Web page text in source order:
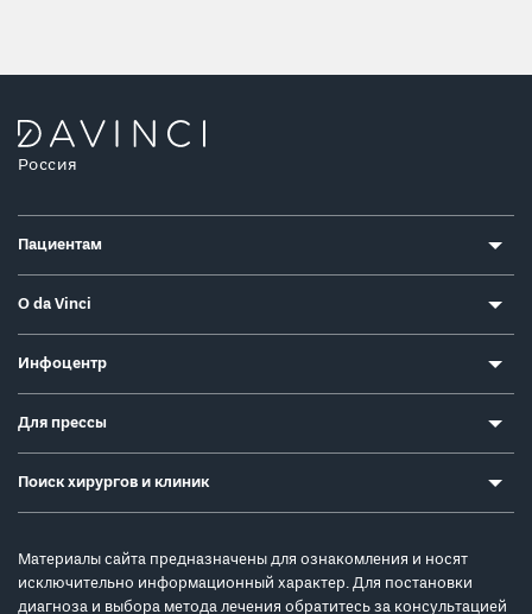
Россия
Пациентам
О da Vinci
Инфоцентр
Для прессы
Поиск хирургов и клиник
Материалы сайта предназначены для ознакомления и носят
исключительно информационный характер. Для постановки
диагноза и выбора метода лечения обратитесь за консультацией